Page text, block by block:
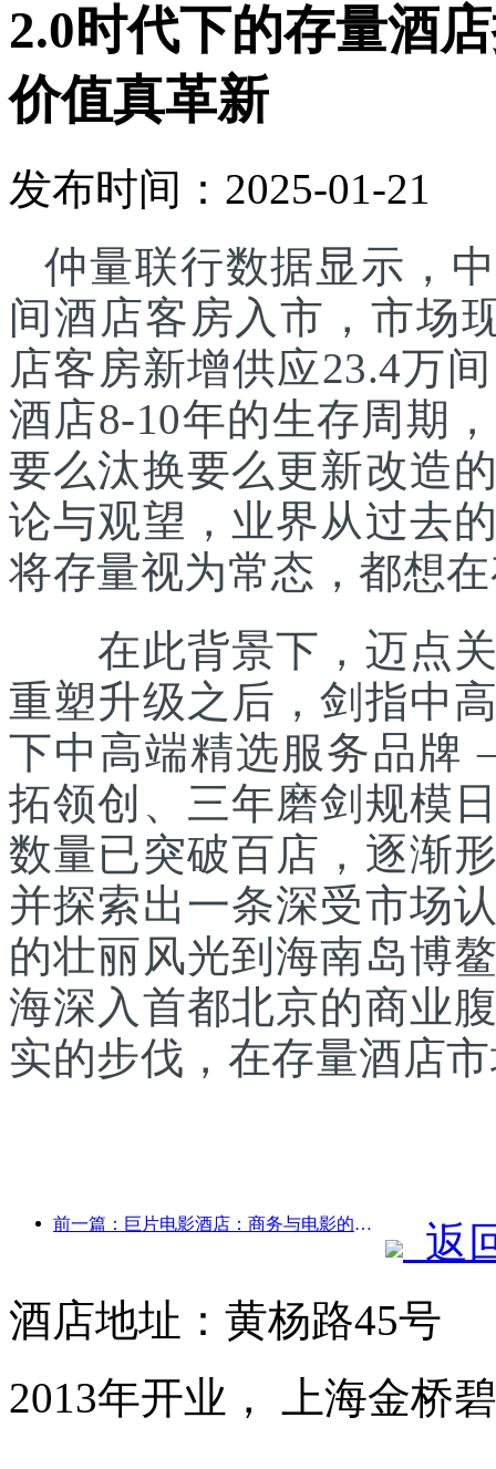
2.0时代下的存量酒
价值真革新
发布时间：2025-01-21
仲量联行数据显示，
间酒店客房入市，市场
店客房新增供应23.4万
酒店8-10年的生存周期
要么汰换要么更新改造
论与观望，业界从过去
将存量视为常态，都想
在此背景下，迈点关
重塑升级之后，剑指中
下中高端精选服务品
拓领创、三年磨剑规模
数量已突破百店，逐渐
并探索出一条深受市场
的壮丽风光到海南岛博
海深入首都北京的商业
实的步伐，在存量酒店
前一篇：巨片电影酒店：商务与电影的完美融合
返
酒店地址：黄杨路45号
2013年开业， 上海金